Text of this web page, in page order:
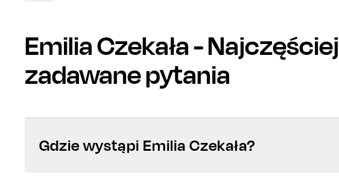
Emilia Czekała- Najczęściej
zadawane pytania
Gdzie wystąpi Emilia Czekała?